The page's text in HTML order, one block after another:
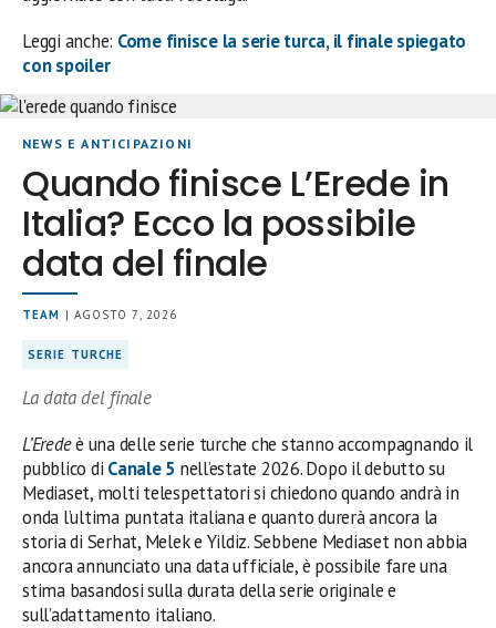
Leggi anche: Come finisce la serie turca, il finale spiegato
con spoiler
NEWS E ANTICIPAZIONI
Quando finisce L’Erede in
Italia? Ecco la possibile
data del finale
TEAM | AGOSTO 7, 2026
SERIE TURCHE
La data del finale
L’Eredeè una delle serie turche che stanno accompagnando il
pubblico di Canale 5 nell’estate 2026. Dopo il debutto su
Mediaset, molti telespettatori si chiedono quando andrà in
onda l’ultima puntata italiana e quanto durerà ancora la
storia di Serhat, Melek e Yildiz. Sebbene Mediaset non abbia
ancora annunciato una data ufficiale, è possibile fare una
stima basandosi sulla durata della serie originale e
sull’adattamento italiano.